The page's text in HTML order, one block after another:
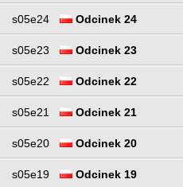
s05e24 Odcinek 24
s05e23 Odcinek 23
s05e22 Odcinek 22
s05e21 Odcinek 21
s05e20 Odcinek 20
s05e19 Odcinek 19